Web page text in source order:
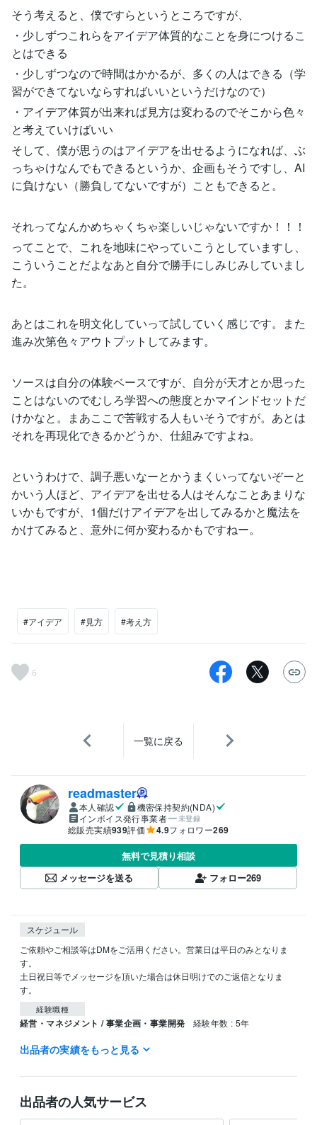
そう考えると、僕ですらというところですが、
・少しずつこれらをアイデア体質的なことを身につけるこ
とはできる
・少しずつなので時間はかかるが、多くの人はできる（学
習ができてないならすればいいというだけなので）
・アイデア体質が出来れば見方は変わるのでそこから色々
と考えていけばいい
そして、僕が思うのはアイデアを出せるようになれば、ぶ
っちゃけなんでもできるというか、企画もそうですし、AI
に負けない（勝負してないですが）こともできると。
それってなんかめちゃくちゃ楽しいじゃないですか！！！
ってことで、これを地味にやっていこうとしていますし、
こういうことだよなあと自分で勝手にしみじみしていまし
た。
あとはこれを明文化していって試していく感じです。また
進み次第色々アウトプットしてみます。
ソースは自分の体験ベースですが、自分が天才とか思った
ことはないのでむしろ学習への態度とかマインドセットだ
けかなと。まあここで苦戦する人もいそうですが。あとは
それを再現化できるかどうか、仕組みですよね。
というわけで、調子悪いなーとかうまくいってないぞーと
かいう人ほど、アイデアを出せる人はそんなことあまりな
いかもですが、1個だけアイデアを出してみるかと魔法を
かけてみると、意外に何か変わるかもですねー。
#アイデア #見方 #考え方
6
一覧に戻る
readmaster
本人確認
機密保持契約(NDA)
インボイス発行事業者
未登録
総販売実績939評価 4.9フォロワー269
無料で見積り相談
メッセージを送る
フォロー269
スケジュール
ご依頼やご相談等はDMをご活用ください。営業日は平日のみとなりま
す。
土日祝日等でメッセージを頂いた場合は休日明けでのご返信となりま
経験職種
経営・マネジメント / 事業企画・事業開発 経験年数 : 5年
受賞歴
サーチとアイデア出しのやり方」
ビジネス・クリエイティブツール
Excel:20年PowerPoint:10年Word:20年
出品者の実績をもっと見る
出品者の人気サービス